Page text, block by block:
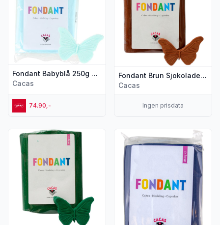
Fondant Babyblå 250g Cacas
Cacas
74.90,-
Fondant Brun Sjokolade Smak 250g Cacas
Cacas
Ingen prisdata
Vis flere detaljer for produktet "Fondant Skogsgrønn 250g"
Vis flere detaljer for